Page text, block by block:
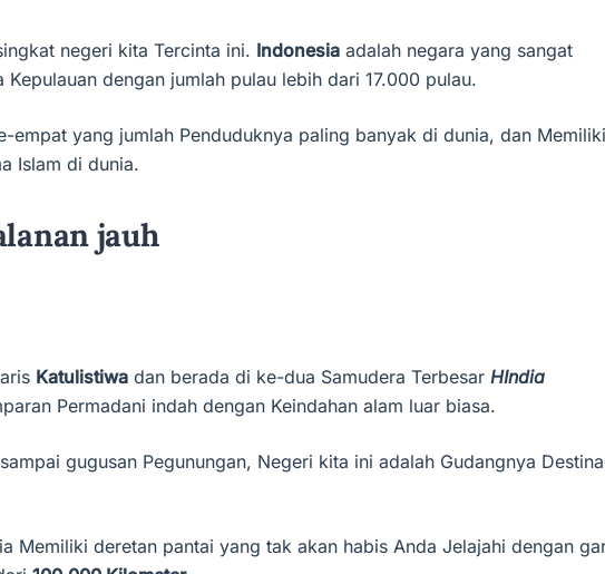
negeri kita Tercinta ini. Indonesia adalah negara yang sangat
dengan jumlah pulau lebih dari 17.000 pulau.
empat yang jumlah Penduduknya paling banyak di dunia, dan Memiliki
Islam di dunia.
jauh
Katulistiwa dan berada di ke-dua Samudera Terbesar HIndia
Permadani indah dengan Keindahan alam luar biasa.
gugusan Pegunungan, Negeri kita ini adalah Gudangnya
Memiliki deretan pantai yang tak akan habis Anda Jelajahi dengan